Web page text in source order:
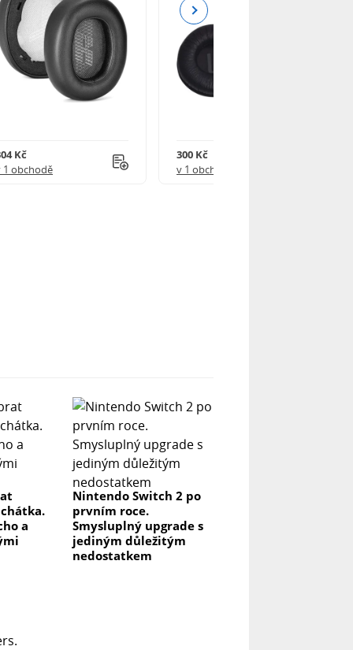
Kč
1 obchodě
300 Kč
v 1 obchodě
Next
a
Nintendo Switch 2 po
prvním roce.
Smysluplný upgrade s
jediným důležitým
nedostatkem